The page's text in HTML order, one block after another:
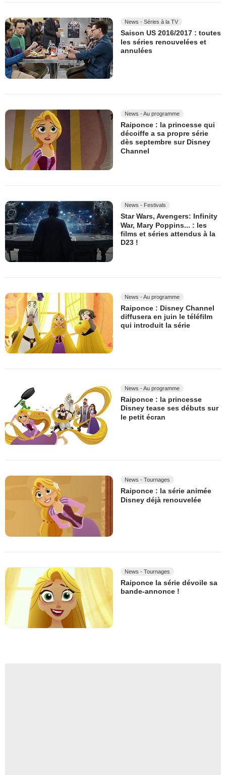
News - Séries à la TV
Saison US 2016/2017 : toutes
les séries renouvelées et
annulées
News - Au programme
Raiponce : la princesse qui
décoiffe a sa propre série
dès septembre sur Disney
Channel
News - Festivals
Star Wars, Avengers: Infinity
War, Mary Poppins... : les
films et séries attendus à la
D23 !
News - Au programme
Raiponce : Disney Channel
diffusera en juin le téléfilm
qui introduit la série
News - Au programme
Raiponce : la princesse
Disney tease ses débuts sur
le petit écran
News - Tournages
Raiponce : la série animée
Disney déjà renouvelée
News - Tournages
Raiponce la série dévoile sa
bande-annonce !